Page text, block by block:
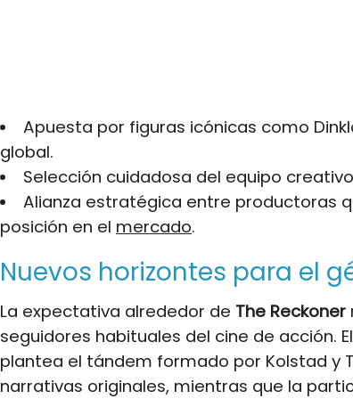
Apuesta por figuras icónicas como
global.
Selección cuidadosa del equipo
Alianza estratégica entre productoras
posición en el mercado.
Nuevos horizontes para el
La expectativa alrededor de The Reckoner
seguidores habituales del cine de acción.
plantea el tándem formado por Kolstad y
narrativas originales, mientras que la